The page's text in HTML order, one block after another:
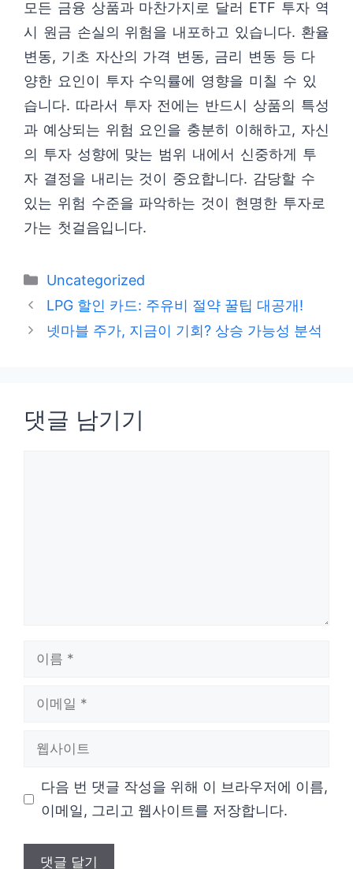
모든 금융 상품과 마찬가지로 달러 ETF 투자 역
시 원금 손실의 위험을 내포하고 있습니다. 환율
변동, 기초 자산의 가격 변동, 금리 변동 등 다
양한 요인이 투자 수익률에 영향을 미칠 수 있
습니다. 따라서 투자 전에는 반드시 상품의 특성
과 예상되는 위험 요인을 충분히 이해하고, 자신
의 투자 성향에 맞는 범위 내에서 신중하게 투
자 결정을 내리는 것이 중요합니다. 감당할 수
있는 위험 수준을 파악하는 것이 현명한 투자로
가는 첫걸음입니다.
카
테
리
Uncategorized
LPG 할인 카드: 주유비 절약 꿀팁 대공개!
넷마블 주가, 지금이 기회? 상승 가능성 분석
댓글 남기기
다음 번 댓글 작성을 위해 이 브라우저에 이름,
이메일, 그리고 웹사이트를 저장합니다.